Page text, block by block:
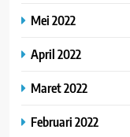
Mei 2022
April 2022
Maret 2022
Februari 2022